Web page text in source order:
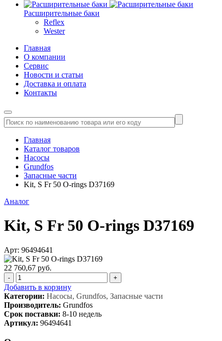
Расширительные баки
Reflex
Wester
Главная
О компании
Сервис
Новости и статьи
Доставка и оплата
Контакты
Главная
Каталог товаров
Насосы
Grundfos
Запасные части
Kit, S Fr 50 O-rings D37169
Аналог
Kit, S Fr 50 O-rings D37169
Арт: 96494641
22 760,67 руб.
- +
Добавить в корзину
Категории: Насосы, Grundfos, Запасные части
Производитель: Grundfos
Срок поставки: 8-10 недель
Артикул: 96494641